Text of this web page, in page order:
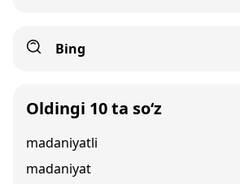
Bing
Oldingi 10 ta so‘z
madaniyatli
madaniyat